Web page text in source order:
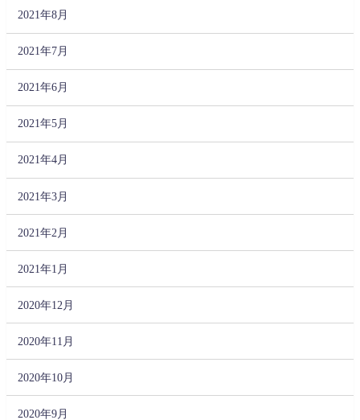
2021年8月
2021年7月
2021年6月
2021年5月
2021年4月
2021年3月
2021年2月
2021年1月
2020年12月
2020年11月
2020年10月
2020年9月